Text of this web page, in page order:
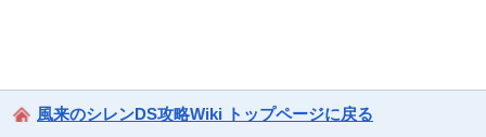
風来のシレンDS攻略Wiki トップページに戻る